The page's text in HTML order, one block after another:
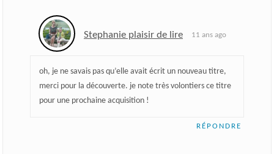
Stephanie plaisir de lire 11 ans ago
oh, je ne savais pas qu’elle avait écrit un nouveau titre,
merci pour la découverte. je note très volontiers ce titre
pour une prochaine acquisition !
RÉPONDRE